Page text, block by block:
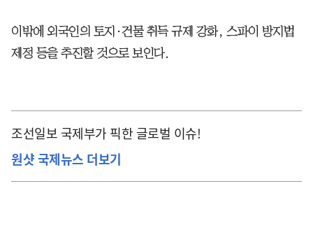
이밖에 외국인의 토지·건물 취득 규제 강화, 스파이 방지법
제정 등을 추진할 것으로 보인다.
조선일보 국제부가 픽한 글로벌 이슈!
원샷 국제뉴스 더보기